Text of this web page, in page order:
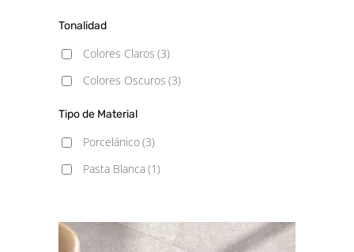
Tonalidad
Colores Claros (3)
Colores Oscuros (3)
Tipo de Material
Porcelánico(3)
Pasta Blanca(1)